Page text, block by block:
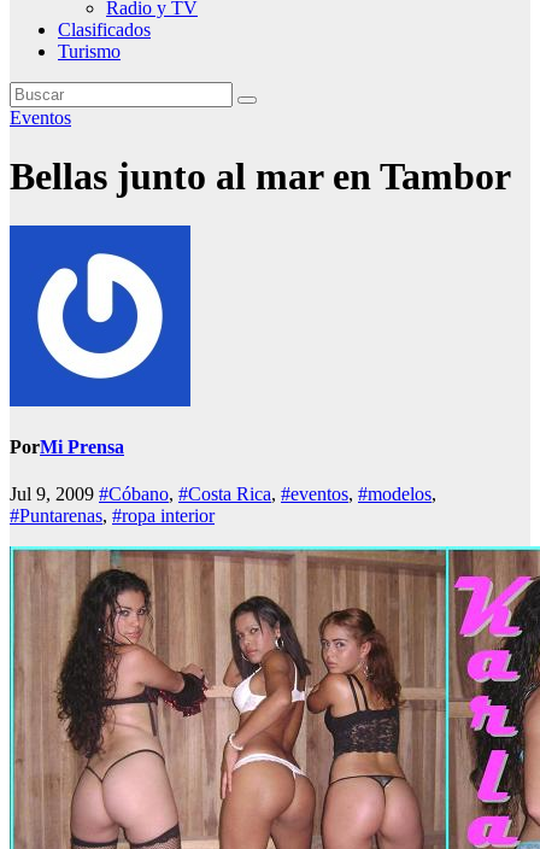
Radio y TV
Clasificados
Turismo
Eventos
Bellas junto al mar en Tambor
PorMi Prensa
Jul 9, 2009 #Cóbano, #Costa Rica, #eventos, #modelos,
#Puntarenas, #ropa interior